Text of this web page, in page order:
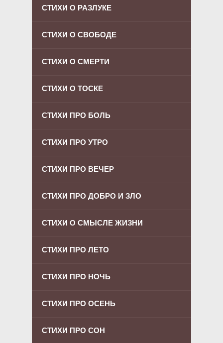
СТИХИ О РАЗЛУКЕ
СТИХИ О СВОБОДЕ
СТИХИ О СМЕРТИ
СТИХИ О ТОСКЕ
СТИХИ ПРО БОЛЬ
СТИХИ ПРО УТРО
СТИХИ ПРО ВЕЧЕР
СТИХИ ПРО ДОБРО И ЗЛО
СТИХИ О СМЫСЛЕ ЖИЗНИ
СТИХИ ПРО ЛЕТО
СТИХИ ПРО НОЧЬ
СТИХИ ПРО ОСЕНЬ
СТИХИ ПРО СОН